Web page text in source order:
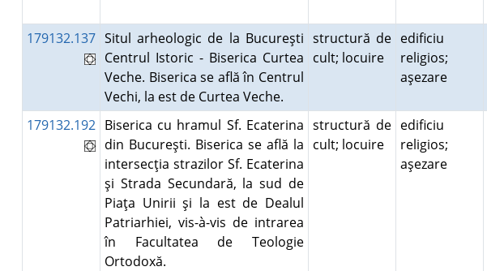
179132.137 Situl arheologic de la Bucureşti
Centrul Istoric - Biserica Curtea
Veche. Biserica se află în Centrul
Vechi, la est de Curtea Veche.
structură de
cult; locuire
edificiu
religios;
aşezare
179132.192 Biserica cu hramul Sf. Ecaterina
din Bucureşti. Biserica se află la
intersecţia strazilor Sf. Ecaterina
şi Strada Secundară, la sud de
Piaţa Unirii şi la est de Dealul
Patriarhiei, vis-à-vis de intrarea
în Facultatea de Teologie
Ortodoxă.
structură de
cult; locuire
edificiu
religios;
aşezare